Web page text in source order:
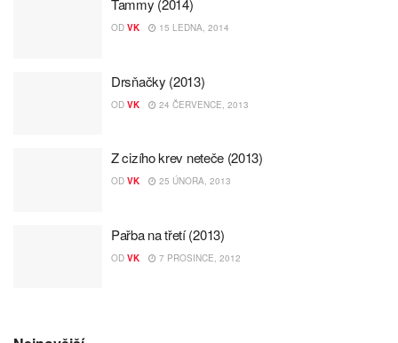
Tammy (2014)
OD VK 15 LEDNA, 2014
Drsňačky (2013)
OD VK 24 ČERVENCE, 2013
Z cizího krev neteče (2013)
OD VK 25 ÚNORA, 2013
Pařba na třetí (2013)
OD VK 7 PROSINCE, 2012